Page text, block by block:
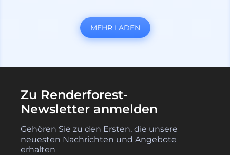
MEHR LADEN
Zu Renderforest-
Newsletter anmelden
Gehören Sie zu den Ersten, die unsere
neuesten Nachrichten und Angebote
erhalten